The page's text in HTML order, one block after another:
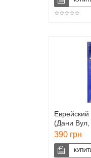
(Дани
390 грн